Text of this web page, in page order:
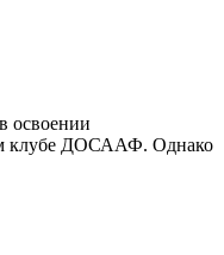
освоении
клубе ДОСААФ. Однако